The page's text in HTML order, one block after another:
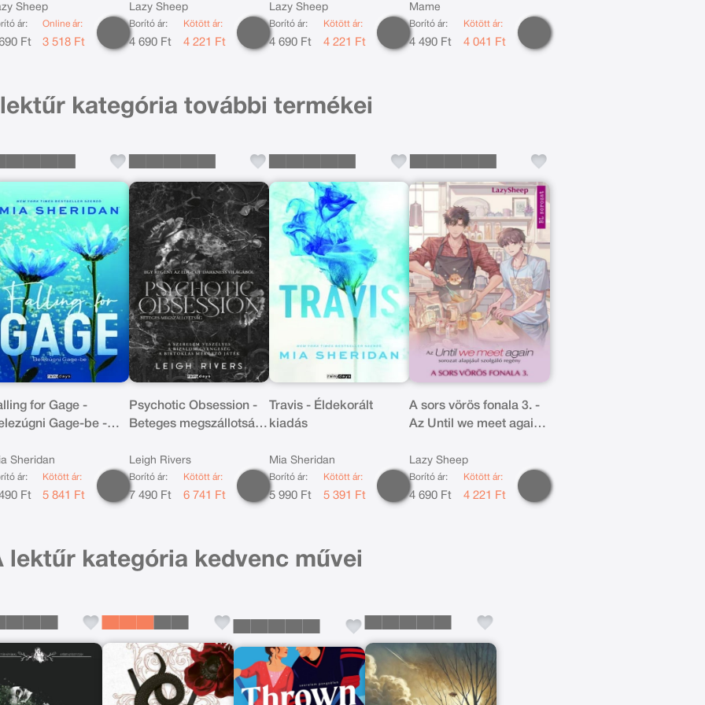
regény
Sheep
ár:
Ft
Online ár:
3 518 Ft
szolgáló regény
Lazy Sheep
Borító ár:
4 690 Ft
Kötött ár:
4 221 Ft
szolgáló regény
Lazy Sheep
Borító ár:
4 690 Ft
Kötött ár:
4 221 Ft
Mame
Borító ár:
4 490 Ft
Kötött ár:
4 041 Ft
kategória további termékei
for Gage -
Gage-be -
Sheridan
ár:
Ft
Kötött ár:
5 841 Ft
Psychotic Obsession -
Beteges megszállotság
Leigh Rivers
Borító ár:
7 490 Ft
Kötött ár:
6 741 Ft
Travis - Éldekorált
kiadás
Mia Sheridan
Borító ár:
5 990 Ft
Kötött ár:
5 391 Ft
A sors vörös fonala 3. -
Az Until we meet again
szolgáló regény
Lazy Sheep
Borító ár:
4 690 Ft
Kötött ár:
4 221 Ft
lektűr kategória kedvenc művei